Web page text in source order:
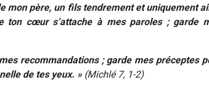
mon père, un fils tendrement et uniquement
ton cœur s’attache à mes paroles ; garde
recommandations ; garde mes préceptes
de tes yeux. » (Michlé 7, 1-2)